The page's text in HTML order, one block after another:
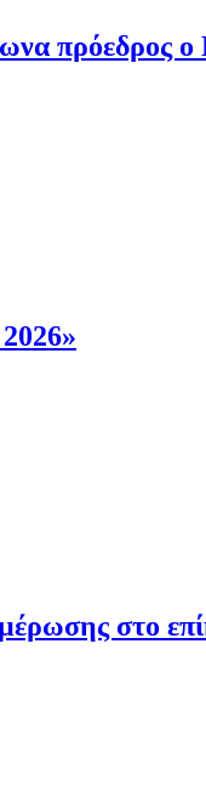
πρόεδρος ο
στο